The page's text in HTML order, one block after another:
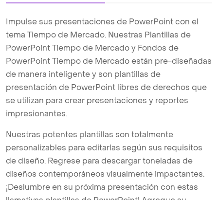
Impulse sus presentaciones de PowerPoint con el
tema Tiempo de Mercado. Nuestras Plantillas de
PowerPoint Tiempo de Mercado y Fondos de
PowerPoint Tiempo de Mercado están pre-diseñadas
de manera inteligente y son plantillas de
presentación de PowerPoint libres de derechos que
se utilizan para crear presentaciones y reportes
impresionantes.
Nuestras potentes plantillas son totalmente
personalizables para editarlas según sus requisitos
de diseño. Regrese para descargar toneladas de
diseños contemporáneos visualmente impactantes.
¡Deslumbre en su próxima presentación con estas